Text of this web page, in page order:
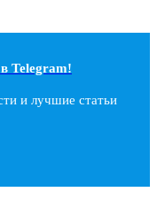
Telegram!
и лучшие статьи